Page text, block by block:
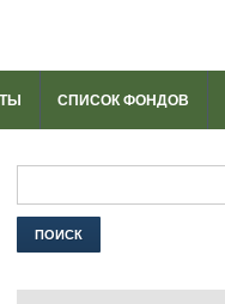
СПИСОК ФОНДОВ